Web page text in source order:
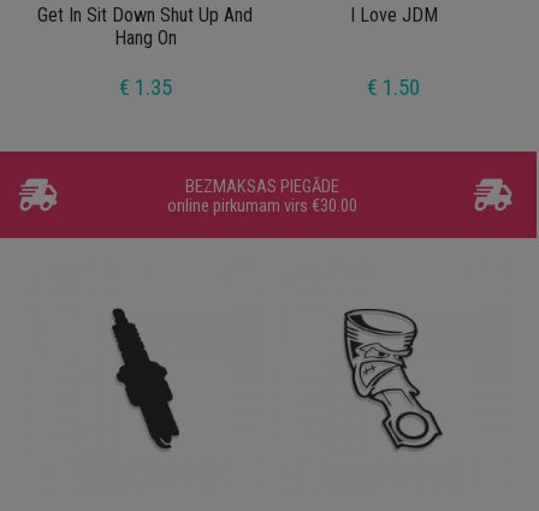
Get In Sit Down Shut Up And
Hang On
€ 1.35
I Love JDM
€ 1.50
BEZMAKSAS PIEGĀDE
online pirkumam virs €30.00